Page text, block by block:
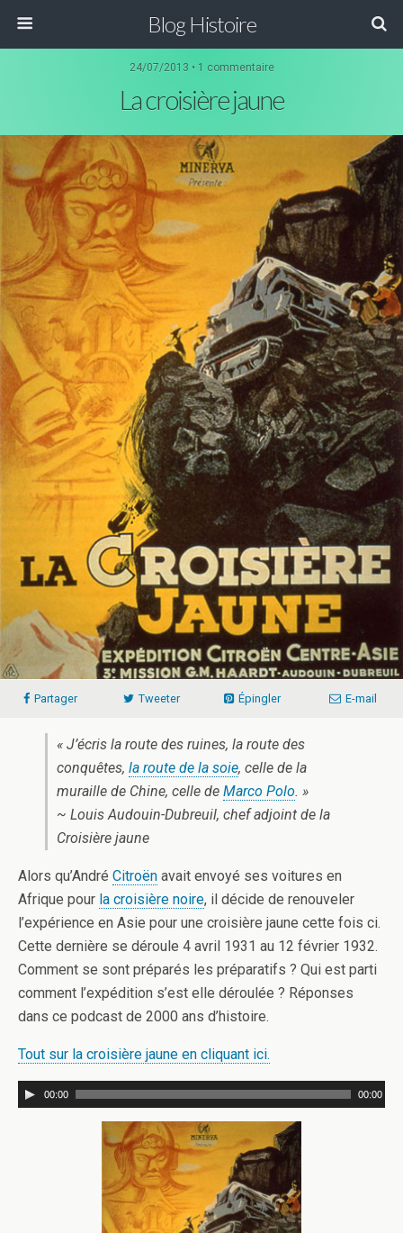
Blog Histoire
24/07/2013 • 1 commentaire
La croisière jaune
Partager Tweeter Épingler E-mail
« J’écris la route des ruines, la route des
conquêtes, la route de la soie, celle de la
muraille de Chine, celle de Marco Polo. »
~ Louis Audouin-Dubreuil, chef adjoint de la
Croisière jaune
Alors qu’André Citroën avait envoyé ses voitures en
Afrique pour la croisière noire, il décide de renouveler
l’expérience en Asie pour une croisière jaune cette fois ci.
Cette dernière se déroule 4 avril 1931 au 12 février 1932.
Comment se sont préparés les préparatifs ? Qui est parti
comment l’expédition s’est elle déroulée ? Réponses
dans ce podcast de 2000 ans d’histoire.
Tout sur la croisière jaune en cliquant ici.
00:00 00:00